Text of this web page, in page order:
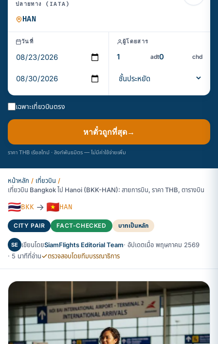
ปลายทาง (IATA)
วันที่ ผู้โดยสาร
adt chd
เฉพาะเที่ยวบินตรง
หาตั๋วถูกที่สุด→
ราคา THB เรียลไทม์ · ลิงก์พันธมิตร — ไม่มีค่าใช้จ่ายเพิ่ม
หน้าหลัก / เที่ยวบิน /
เที่ยวบิน Bangkok ไป Hanoi (BKK-HAN): สายการบิน, ราคา THB, ตารางบิน
🇹🇭BKK → 🇻🇳HAN
CITY PAIR FACT-CHECKED บาทเป็นหลัก
SE เขียนโดยSiamFlights Editorial Team· อัปเดตเมื่อ พฤษภาคม 2569
· 5 นาทีที่อ่าน
ตรวจสอบโดยทีมบรรณาธิการ